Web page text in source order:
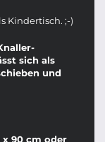
Kindertisch. ;-)
sich als
und
90 cm oder